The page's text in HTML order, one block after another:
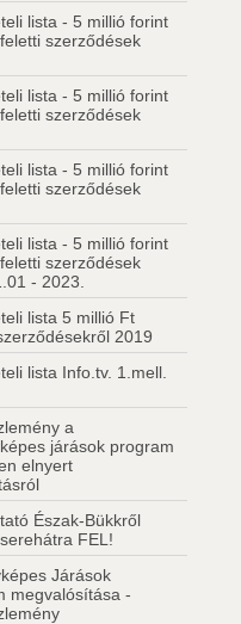
lista - 5 millió forint
szerződések
lista - 5 millió forint
szerződések
lista - 5 millió forint
szerződések
lista - 5 millió forint
szerződések
- 2023.
lista 5 millió Ft
2019
lista Info.tv. 1.mell.
a
járások program
elnyert
Észak-Bükkről
FEL!
Járások
megvalósítása -